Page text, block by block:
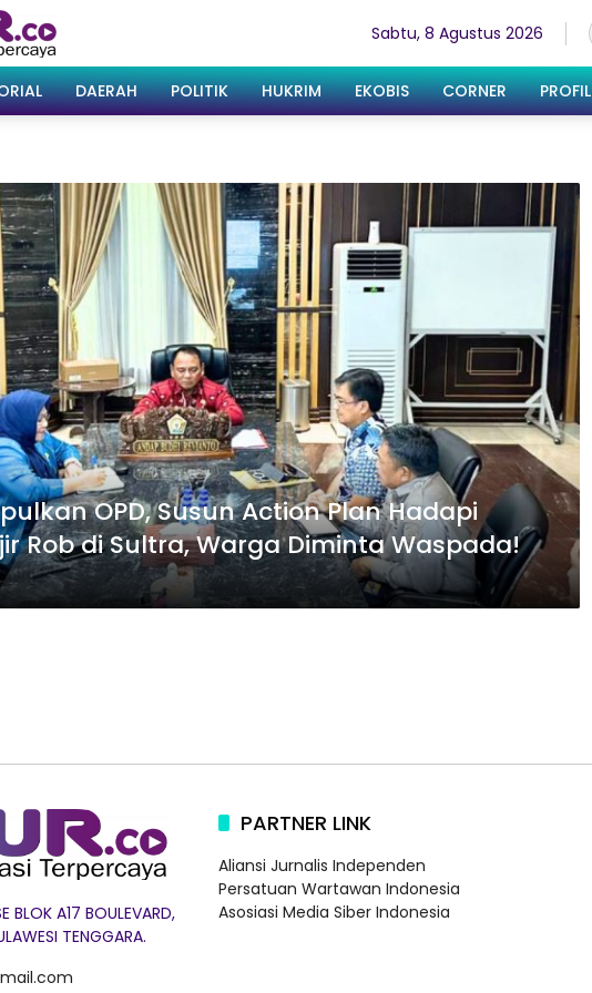
Sabtu, 8 Agustus 2026
DAERAH POLITIK HUKRIM EKOBIS CORNER PROFIL
OPD, Susun Action Plan Hadapi
Rob di Sultra, Warga Diminta Waspada!
BLOK A17 BOULEVARD,
TENGGARA.
PARTNER LINK
Aliansi Jurnalis Independen
Persatuan Wartawan Indonesia
Asosiasi Media Siber Indonesia